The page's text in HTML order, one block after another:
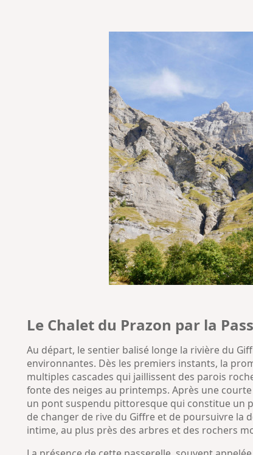
Le Chalet du Prazon par la
Au départ, le sentier balisé longe la rivière du
environnantes. Dès les premiers instants, la
multiples cascades qui jaillissent des parois
fonte des neiges au printemps. Après une
un pont suspendu pittoresque qui constitue un
de changer de rive du Giffre et de poursuivre la
intime, au plus près des arbres et des rochers